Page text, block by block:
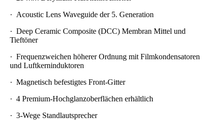
· Acoustic Lens Waveguide der 5. Generation
· Deep Ceramic Composite (DCC) Membran Mittel und
Tieftöner
· Frequenzweichen höherer Ordnung mit Filmkondensatoren
und Luftkerninduktoren
· Magnetisch befestigtes Front-Gitter
· 4 Premium-Hochglanzoberflächen erhältlich
· 3-Wege Standlautsprecher